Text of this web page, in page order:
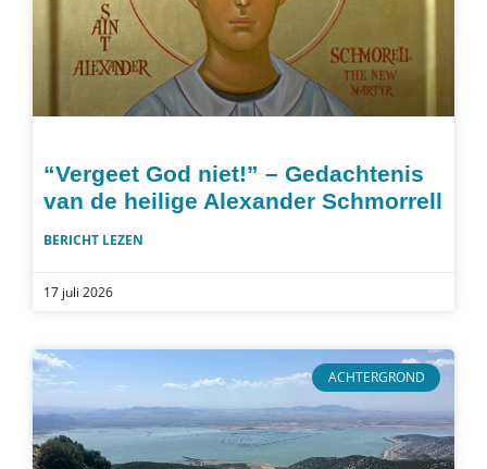
“Vergeet God niet!” – Gedachtenis
van de heilige Alexander Schmorrell
BERICHT LEZEN
17 juli 2026
ACHTERGROND